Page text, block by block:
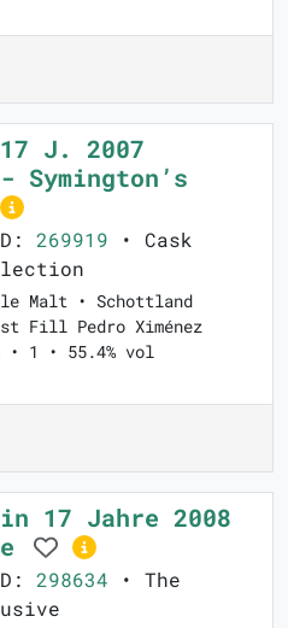
J. 2007
Symington’s
269919 • Cask
Malt • Schottland
Fill Pedro Ximénez
• 1 • 55.4% vol
17 Jahre 2008
298634 • The